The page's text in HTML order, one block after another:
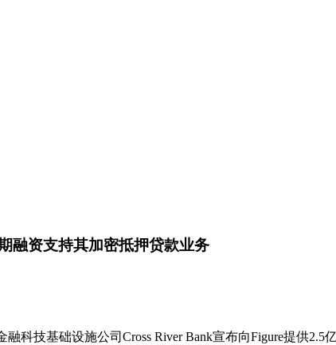
融资支持其加密抵押贷款业务
融科技基础设施公司Cross River Bank宣布向Figure提供